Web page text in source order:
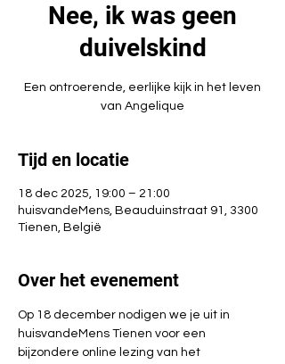
Nee, ik was geen
duivelskind
Een ontroerende, eerlijke kijk in het leven
van Angelique
Tijd en locatie
18 dec 2025, 19:00 – 21:00
huisvandeMens, Beauduinstraat 91, 3300
Tienen, België
Over het evenement
Op 18 december nodigen we je uit in
huisvandeMens Tienen voor een
bijzondere online lezing van het